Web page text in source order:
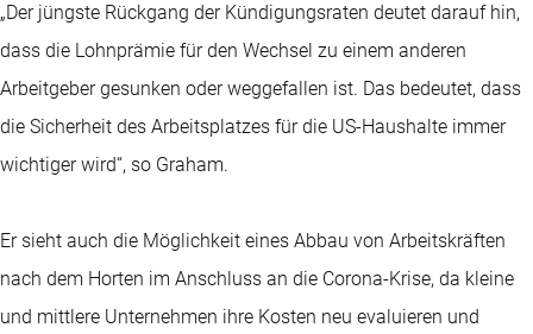
„Der jüngste Rückgang der Kündigungsraten deutet darauf hin,
dass die Lohnprämie für den Wechsel zu einem anderen
Arbeitgeber gesunken oder weggefallen ist. Das bedeutet, dass
die Sicherheit des Arbeitsplatzes für die US-Haushalte immer
wichtiger wird“, so Graham.
Er sieht auch die Möglichkeit eines Abbau von Arbeitskräften
nach dem Horten im Anschluss an die Corona-Krise, da kleine
und mittlere Unternehmen ihre Kosten neu evaluieren und